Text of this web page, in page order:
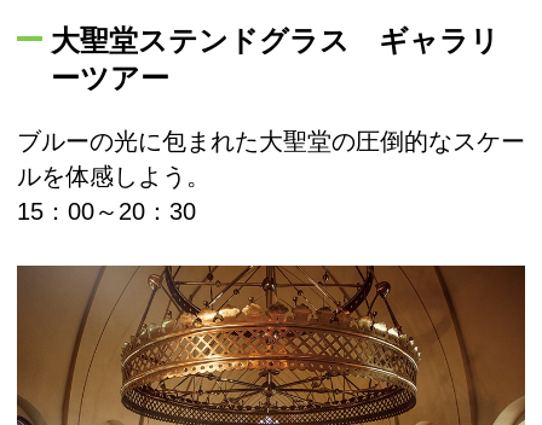
大聖堂ステンドグラス ギャラリ
ーツアー
ブルーの光に包まれた大聖堂の圧倒的なスケー
ルを体感しよう。
15：00～20：30